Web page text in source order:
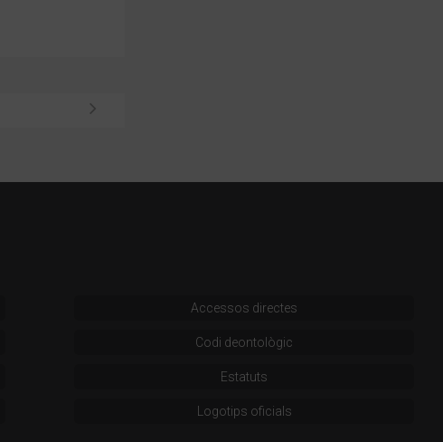
Accessos directes
Codi deontològic
Estatuts
Logotips oficials